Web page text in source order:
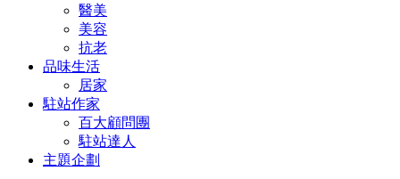
醫美
美容
抗老
品味生活
居家
駐站作家
百大顧問團
駐站達人
主題企劃